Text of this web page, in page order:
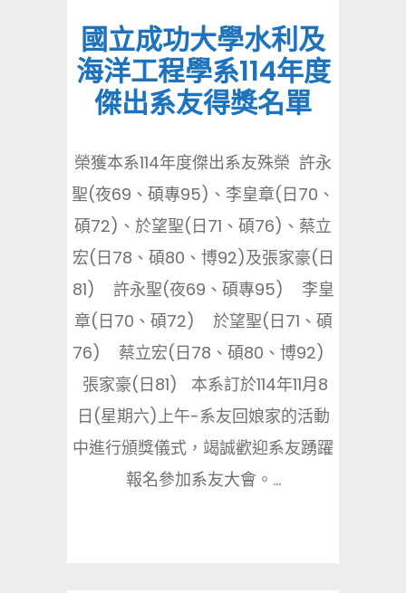
國立成功大學水利及
海洋工程學系114年度
傑出系友得獎名單
榮獲本系114年度傑出系友殊榮 許永
聖(夜69、碩專95)、李皇章(日70、
碩72)、於望聖(日71、碩76)、蔡立
宏(日78、碩80、博92)及張家豪(日
81) 許永聖(夜69、碩專95) 李皇
章(日70、碩72) 於望聖(日71、碩
76) 蔡立宏(日78、碩80、博92)
張家豪(日81) 本系訂於114年11月8
日(星期六)上午-系友回娘家的活動
中進行頒獎儀式，竭誠歡迎系友踴躍
報名參加系友大會。...